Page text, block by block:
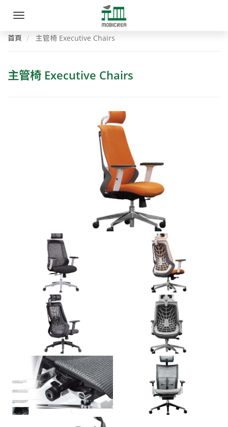
手
選
元
皿
具
意
有
限
公
司
首頁 主管椅 Executive Chairs
主管椅 Executive Chairs